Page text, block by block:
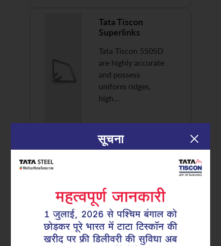
Tata Tiscon
Superlinks
Tata Tiscon 550SD
are highly accurate
and possess
uniform ridges,
high…
Discover More
Tata Tiscon GFX
Ultima
सूचना